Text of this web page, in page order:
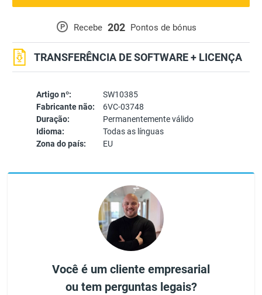
Artigo nº:
SW10385
Fabricante não:
6VC-03748
Duração:
Permanentemente válido
Idioma:
Todas as línguas
Zona do país:
EU
P Recebe 202 Pontos de bónus
TRANSFERÊNCIA DE SOFTWARE + LICENÇA
Você é um cliente empresarial
ou tem perguntas legais?